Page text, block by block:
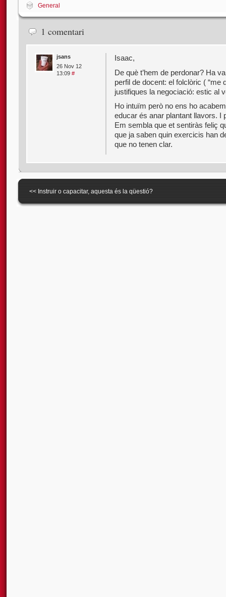
General
1 comentari
jsans
26 Nov 12
13:09 #
Isaac,
De què t’hem de perdonar? Ha
perfil de docent: el folclòric ( “me
justifiques la negociació: estic al
Ho intuïm però no ens ho
educar és anar plantant llavors. I
Em sembla que et sentiràs feliç
que ja saben quin exercicis han
que no tenen clar.
<< Instruir o capacitar, aquesta és la qüestió?